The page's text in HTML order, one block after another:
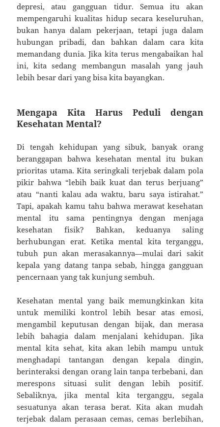
depresi, atau gangguan tidur. Semua itu akan
mempengaruhi kualitas hidup secara keseluruhan,
bukan hanya dalam pekerjaan, tetapi juga dalam
hubungan pribadi, dan bahkan dalam cara kita
memandang dunia. Jika kita terus mengabaikan hal
ini, kita sedang membangun masalah yang jauh
lebih besar dari yang bisa kita bayangkan.
Mengapa Kita Harus Peduli dengan
Kesehatan Mental?
Di tengah kehidupan yang sibuk, banyak orang
beranggapan bahwa kesehatan mental itu bukan
prioritas utama. Kita seringkali terjebak dalam pola
pikir bahwa “lebih baik kuat dan terus berjuang”
atau “nanti kalau ada waktu, baru saya istirahat.”
Tapi, apakah kamu tahu bahwa merawat kesehatan
mental itu sama pentingnya dengan menjaga
kesehatan fisik? Bahkan, keduanya saling
berhubungan erat. Ketika mental kita terganggu,
tubuh pun akan merasakannya—mulai dari sakit
kepala yang datang tanpa sebab, hingga gangguan
pencernaan yang tak kunjung sembuh.
Kesehatan mental yang baik memungkinkan kita
untuk memiliki kontrol lebih besar atas emosi,
mengambil keputusan dengan bijak, dan merasa
lebih bahagia dalam menjalani kehidupan. Jika
mental kita sehat, kita akan lebih mampu untuk
menghadapi tantangan dengan kepala dingin,
berinteraksi dengan orang lain tanpa terbebani, dan
merespons situasi sulit dengan lebih positif.
Sebaliknya, jika mental kita terganggu, segala
sesuatunya akan terasa berat. Kita akan mudah
terjebak dalam perasaan cemas, cemas berlebihan,